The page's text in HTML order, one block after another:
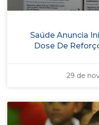
Saúde Anuncia
Dose De
29 de